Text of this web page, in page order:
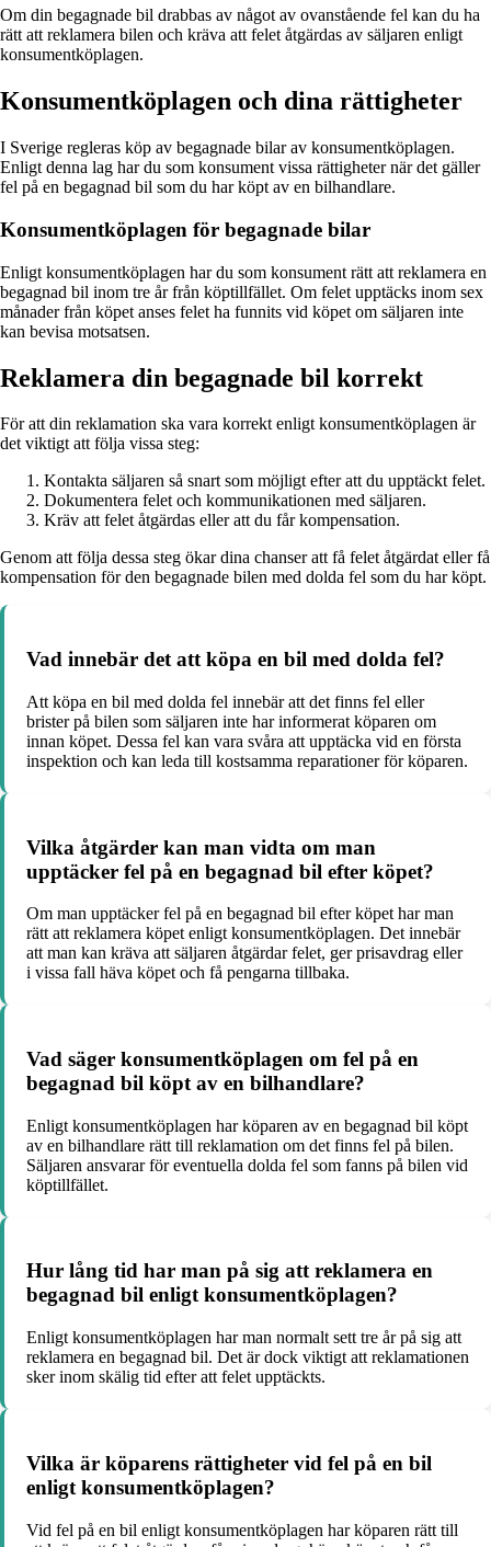
Om din begagnade bil drabbas av något av ovanstående fel kan du ha
rätt att reklamera bilen och kräva att felet åtgärdas av säljaren enligt
konsumentköplagen.
Konsumentköplagen och dina rättigheter
I Sverige regleras köp av begagnade bilar av konsumentköplagen.
Enligt denna lag har du som konsument vissa rättigheter när det gäller
fel på en begagnad bil som du har köpt av en bilhandlare.
Konsumentköplagen för begagnade bilar
Enligt konsumentköplagen har du som konsument rätt att reklamera en
begagnad bil inom tre år från köptillfället. Om felet upptäcks inom sex
månader från köpet anses felet ha funnits vid köpet om säljaren inte
kan bevisa motsatsen.
Reklamera din begagnade bil korrekt
För att din reklamation ska vara korrekt enligt konsumentköplagen är
det viktigt att följa vissa steg:
Kontakta säljaren så snart som möjligt efter att du upptäckt felet.
Dokumentera felet och kommunikationen med säljaren.
Kräv att felet åtgärdas eller att du får kompensation.
Genom att följa dessa steg ökar dina chanser att få felet åtgärdat eller få
kompensation för den begagnade bilen med dolda fel som du har köpt.
Vad innebär det att köpa en bil med dolda fel?
Att köpa en bil med dolda fel innebär att det finns fel eller
brister på bilen som säljaren inte har informerat köparen om
innan köpet. Dessa fel kan vara svåra att upptäcka vid en första
inspektion och kan leda till kostsamma reparationer för köparen.
Vilka åtgärder kan man vidta om man
upptäcker fel på en begagnad bil efter köpet?
Om man upptäcker fel på en begagnad bil efter köpet har man
rätt att reklamera köpet enligt konsumentköplagen. Det innebär
att man kan kräva att säljaren åtgärdar felet, ger prisavdrag eller
i vissa fall häva köpet och få pengarna tillbaka.
Vad säger konsumentköplagen om fel på en
begagnad bil köpt av en bilhandlare?
Enligt konsumentköplagen har köparen av en begagnad bil köpt
av en bilhandlare rätt till reklamation om det finns fel på bilen.
Säljaren ansvarar för eventuella dolda fel som fanns på bilen vid
köptillfället.
Hur lång tid har man på sig att reklamera en
begagnad bil enligt konsumentköplagen?
Enligt konsumentköplagen har man normalt sett tre år på sig att
reklamera en begagnad bil. Det är dock viktigt att reklamationen
sker inom skälig tid efter att felet upptäckts.
Vilka är köparens rättigheter vid fel på en bil
enligt konsumentköplagen?
Vid fel på en bil enligt konsumentköplagen har köparen rätt till